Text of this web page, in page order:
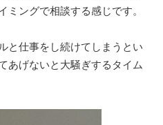
ングで相談する感じです。
と仕事をし続けてしまうとい
あげないと大騒ぎするタイム